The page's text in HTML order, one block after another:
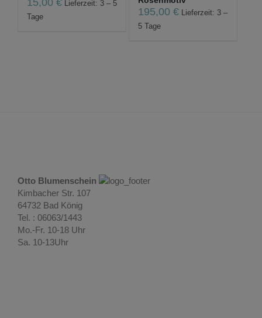
Lieferzeit: 3 – 5
Tage
195,00€
Lieferzeit: 3 –
5 Tage
Otto Blumenschein
Kimbacher Str. 107
64732 Bad König
Tel. : 06063/1443
Mo.-Fr. 10-18 Uhr
Sa. 10-13Uhr